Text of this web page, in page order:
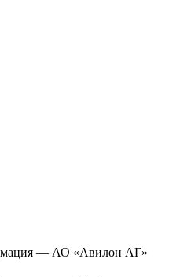
— АО «Авилон АГ»